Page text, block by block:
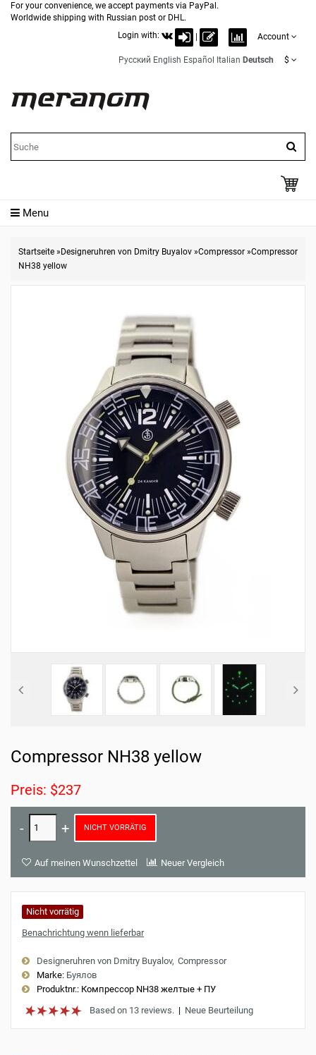
For your convenience, we accept payments via PayPal.
Worldwide shipping with Russian post or DHL.
Login with:
Account
Русский English Español Italian Deutsch $
Menu
Startseite » Designeruhren von Dmitry Buyalov »Compressor »Compressor
NH38 yellow
Compressor NH38 yellow
Preis: $237
NICHT VORRÄTIG
Auf meinen Wunschzettel Neuer Vergleich
Nicht vorrätig
Benachrichtung wenn lieferbar
Designeruhren von Dmitry Buyalov Compressor
Marke: Буялов
Produktnr.: Компрессор NH38 желтые + ПУ
Based on 13 reviews. | Neue Beurteilung